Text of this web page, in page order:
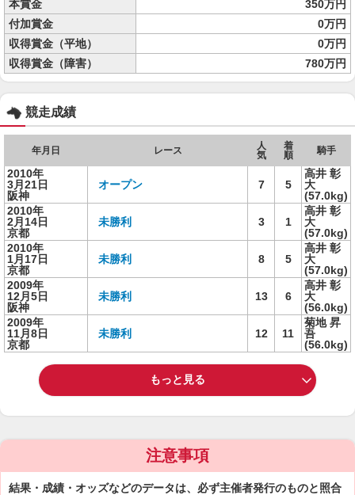
本賞金
350万円
付加賞金
0万円
収得賞金（平地）
0万円
収得賞金（障害）
780万円
競走成績
年月日 レース
人
気
着
順
騎手
2010年
3月21日
阪神
オープン 7 5
高井 彰
大
(57.0kg)
2010年
2月14日
京都
未勝利 3 1
高井 彰
大
(57.0kg)
2010年
1月17日
京都
未勝利 8 5
高井 彰
大
(57.0kg)
2009年
12月5日
阪神
未勝利 13 6
高井 彰
大
(56.0kg)
2009年
11月8日
京都
未勝利 12 11
菊地 昇
吾
(56.0kg)
もっと見る
注意事項
結果・成績・オッズなどのデータは、必ず主催者発行のものと照合